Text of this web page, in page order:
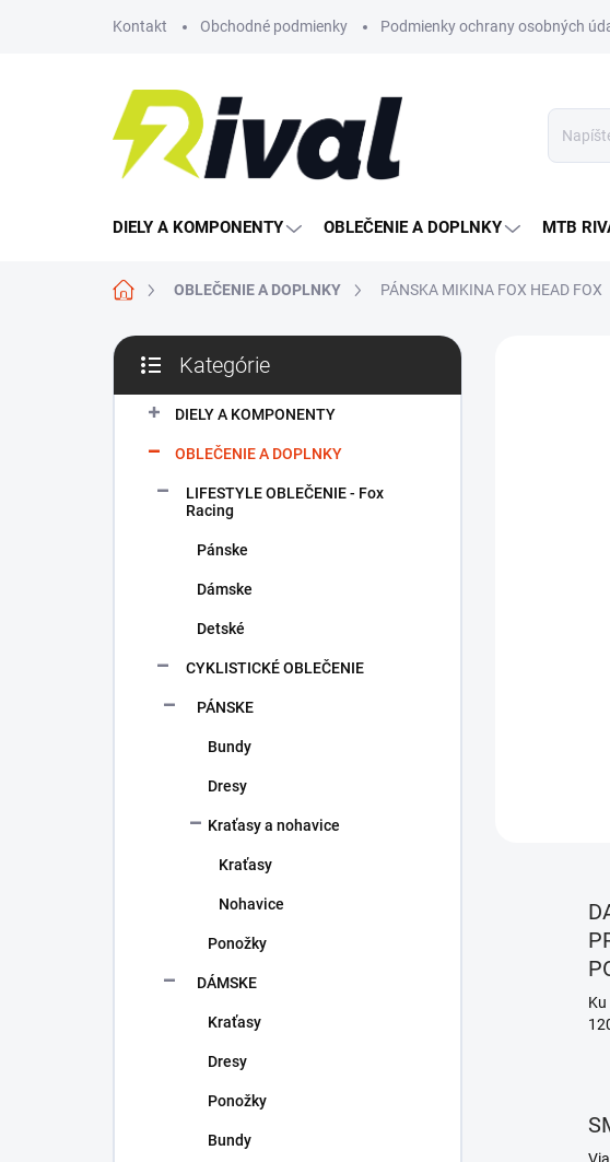
Kontakt Obchodné podmienky Podmienky ochrany osobných
DIELY A KOMPONENTY OBLEČENIE A DOPLNKY MTB
DomovOBLEČENIE A DOPLNKY PÁNSKA MIKINA FOX HEAD FOX
B
č
kategórie
Kategórie
DIELY A KOMPONENTY
OBLEČENIE A DOPLNKY
LIFESTYLE OBLEČENIE - Fox
Racing
Pánske
Dámske
Detské
CYKLISTICKÉ OBLEČENIE
PÁNSKE
Bundy
Dresy
Kraťasy a nohavice
Kraťasy
Nohavice
Ponožky
DÁMSKE
Kraťasy
Dresy
Ponožky
Bundy